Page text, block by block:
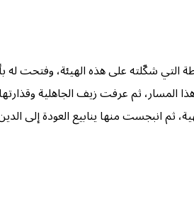
التي شكّلته على هذه الهيئة، وفتحت له
المسار، ثم عرفت زيف الجاهلية
ثم انبجست منها ينابيع العودة إلى